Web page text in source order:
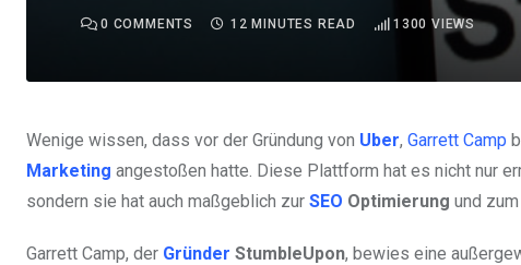
0 COMMENTS 12 MINUTES READ 1300 VIEWS
Wenige wissen, dass vor der Gründung von Uber, Garrett Camp
Marketing angestoßen hatte. Diese Plattform hat es nicht nur
sondern sie hat auch maßgeblich zur SEO Optimierung und
Garrett Camp, der Gründer StumbleUpon, bewies eine